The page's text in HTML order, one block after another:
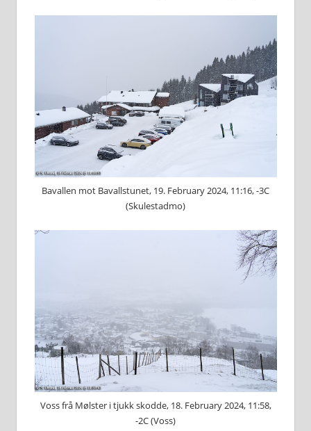
Bavallen mot Bavallstunet, 19. February 2024, 11:16, -3C
(Skulestadmo)
Voss frå Mølster i tjukk skodde, 18. February 2024, 11:58,
-2C (Voss)